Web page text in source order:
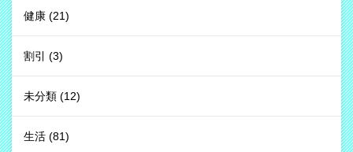
健康 (21)
割引 (3)
未分類 (12)
生活 (81)